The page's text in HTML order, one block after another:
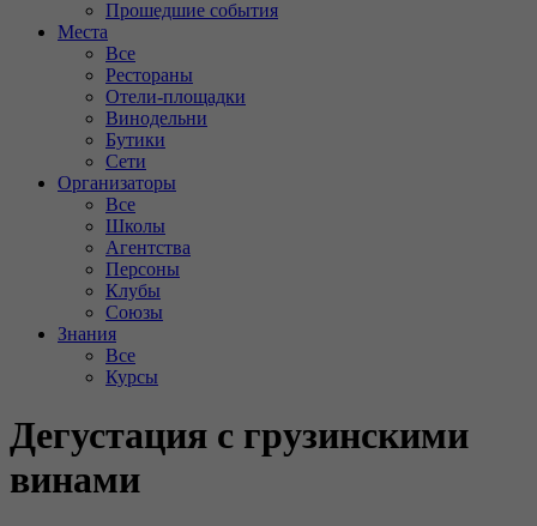
Прошедшие события
Места
Все
Рестораны
Отели-площадки
Винодельни
Бутики
Сети
Организаторы
Все
Школы
Агентства
Персоны
Клубы
Союзы
Знания
Все
Курсы
Дегустация с грузинскими
винами